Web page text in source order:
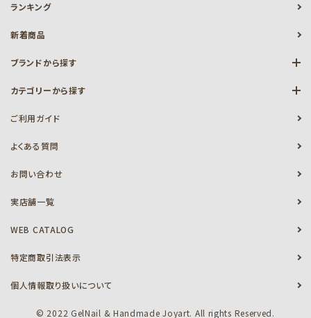
ランキング
新着商品
ブランドから探す
カテゴリーから探す
ご利用ガイド
よくある質問
お問い合わせ
実店舗一覧
WEB CATALOG
特定商取引法表示
個人情報取り扱いについて
© 2022 GelNail & Handmade Joyart. All rights Reserved.